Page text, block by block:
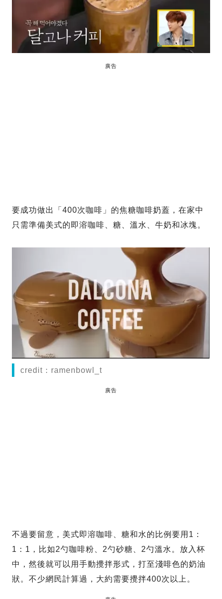
廣告
要成功做出「400次咖啡」的焦糖咖啡奶蓋，在家中
只需準備美式的即溶咖啡、糖、溫水、牛奶和冰塊。
credit：ramenbowl_t
廣告
不過要留意，美式即溶咖啡、糖和水的比例要用1：
1：1，比如2勺咖啡粉、2勺砂糖、2勺溫水。放入杯
中，然後就可以用手動攪拌形式，打至淺啡色的奶油
狀。不少網民計算過，大約需要攪拌400次以上。